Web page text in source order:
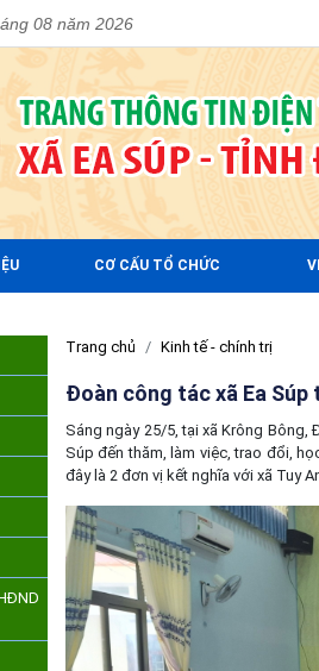
08 năm 2026
CƠ CẤU TỔ CHỨC
TRANG THÔNG TIN ĐIỆN
Trang chủ Kinh tế - chính trị
Đoàn công tác xã Ea Súp
Sáng ngày 25/5, tại xã Krông Bông,
Súp đến thăm, làm việc, trao đổi,
đây là 2 đơn vị kết nghĩa với xã Tuy